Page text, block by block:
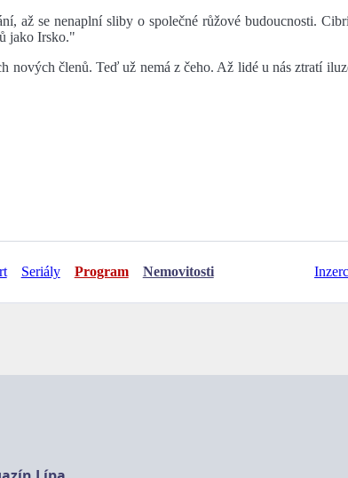
až se nenaplní sliby o společné růžové budoucnosti.
jako Irsko."
členů. Teď už nemá z čeho. Až lidé u nás ztratí
Seriály Program Nemovitosti